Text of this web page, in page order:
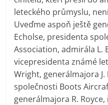
leteckého průmyslu,
Uveďme aspoň ještě
Echolse, presidenta
Association, admirála L.
vicepresidenta známé
Wright, generálmajora
společnosti Boots
generálmajora R.